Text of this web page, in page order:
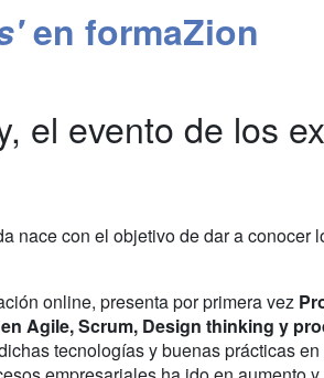
en formaZion
el evento de los
nace con el objetivo de dar a conocer
online, presenta por primera vez
Agile, Scrum, Design thinking y
tecnologías y buenas prácticas